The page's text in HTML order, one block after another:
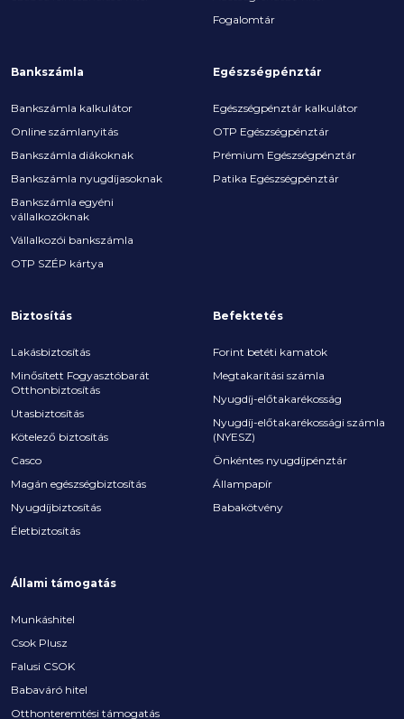
Fogalomtár
Bankszámla
Bankszámla kalkulátor
Online számlanyitás
Bankszámla diákoknak
Bankszámla nyugdíjasoknak
Bankszámla egyéni
vállalkozóknak
Vállalkozói bankszámla
OTP SZÉP kártya
Egészségpénztár
Egészségpénztár kalkulátor
OTP Egészségpénztár
Prémium Egészségpénztár
Patika Egészségpénztár
Biztosítás
Lakásbiztosítás
Minősített Fogyasztóbarát
Otthonbiztosítás
Utasbiztosítás
Kötelező biztosítás
Casco
Magán egészségbiztosítás
Nyugdíjbiztosítás
Életbiztosítás
Befektetés
Forint betéti kamatok
Megtakarítási számla
Nyugdíj-előtakarékosság
Nyugdíj-előtakarékossági számla
(NYESZ)
Önkéntes nyugdíjpénztár
Állampapír
Babakötvény
Állami támogatás
Munkáshitel
Csok Plusz
Falusi CSOK
Babaváró hitel
Otthonteremtési támogatás